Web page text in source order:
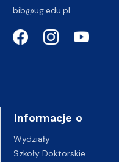
bib@ug.edu.pl
Informacje o
Wydziały
Szkoły Doktorskie